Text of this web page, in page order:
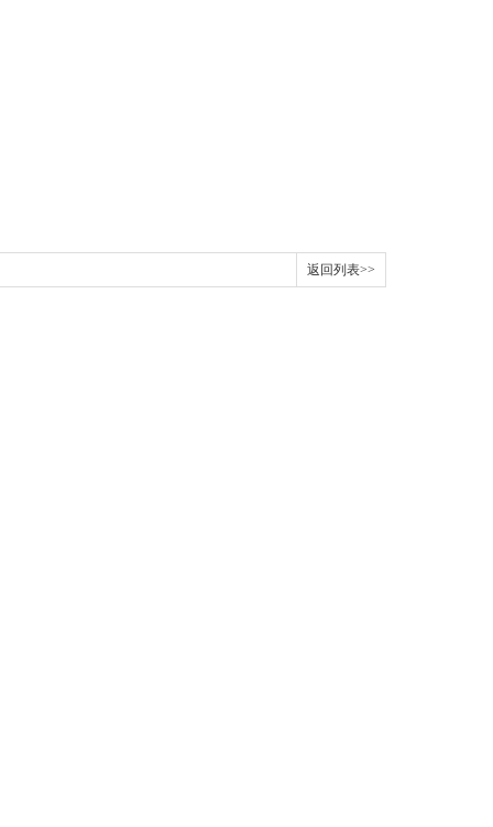
返回列表>>